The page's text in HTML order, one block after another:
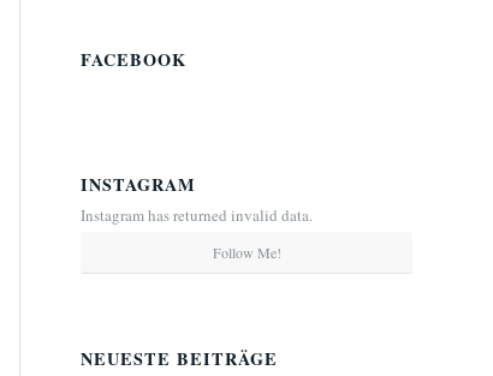
FACEBOOK
INSTAGRAM
Instagram has returned invalid data.
Follow Me!
NEUESTE BEITRÄGE